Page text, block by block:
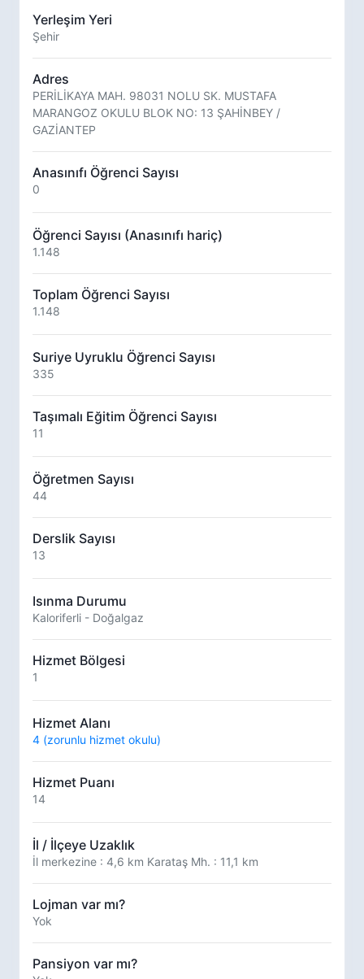
Yerleşim Yeri
Şehir
Adres
PERİLİKAYA MAH. 98031 NOLU SK. MUSTAFA
MARANGOZ OKULU BLOK NO: 13 ŞAHİNBEY /
GAZİANTEP
Anasınıfı Öğrenci Sayısı
0
Öğrenci Sayısı (Anasınıfı hariç)
1.148
Toplam Öğrenci Sayısı
1.148
Suriye Uyruklu Öğrenci Sayısı
335
Taşımalı Eğitim Öğrenci Sayısı
11
Öğretmen Sayısı
44
Derslik Sayısı
13
Isınma Durumu
Kaloriferli - Doğalgaz
Hizmet Bölgesi
1
Hizmet Alanı
4 (zorunlu hizmet okulu)
Hizmet Puanı
14
İl / İlçeye Uzaklık
İl merkezine : 4,6 km Karataş Mh. : 11,1 km
Lojman var mı?
Yok
Pansiyon var mı?